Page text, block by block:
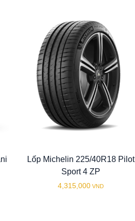
Lốp Michelin 225/40R18 Pilot
Sport 4 ZP
4,315,000 VND